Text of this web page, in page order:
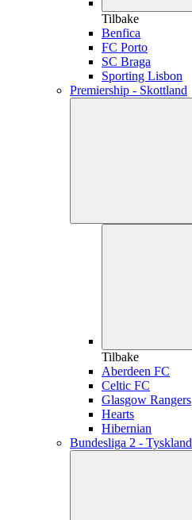
Tilbake
Benfica
FC Porto
SC Braga
Sporting Lisbon
Premiership - Skottland
Tilbake
Aberdeen FC
Celtic FC
Glasgow Rangers
Hearts
Hibernian
Bundesliga 2 - Tyskland